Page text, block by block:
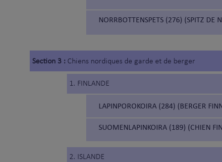
NORRBOTTENSPETS (276) (SPITZ DE
Section 3 : Chiens nordiques de garde et de berger
1. FINLANDE
LAPINPOROKOIRA (284) (BERGER
SUOMENLAPINKOIRA (189) (CHIEN
2. ISLANDE